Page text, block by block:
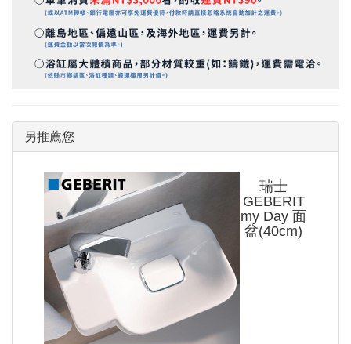
另推薦您
瑞士
GEBERIT
my Day 面
盆(40cm)